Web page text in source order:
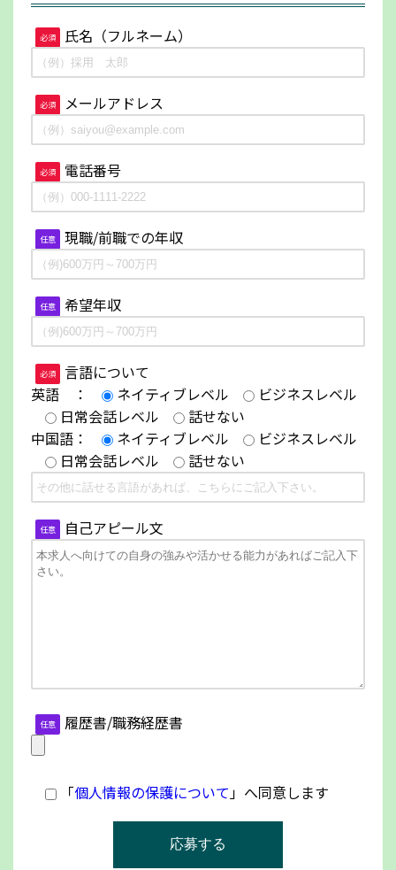
必須 氏名（フルネーム）
必須 メールアドレス
必須 電話番号
任意 現職/前職での年収
任意 希望年収
必須
言語について
英語 ：
ネイティブレベル
ビジネスレベル
日常会話レベル
話せない
中国語：
ネイティブレベル
ビジネスレベル
日常会話レベル
話せない
任意 自己アピール文
任意 履歴書/職務経歴書
「個人情報の保護について 」へ同意します